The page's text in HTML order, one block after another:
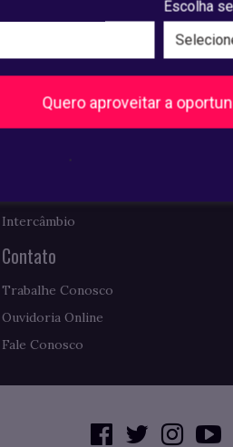
Escolha
Quero aproveitar a
.
Biblioteca
Requerimentos de Diplomas
Intercâmbio
Contato
Trabalhe Conosco
Ouvidoria Online
Fale Conosco